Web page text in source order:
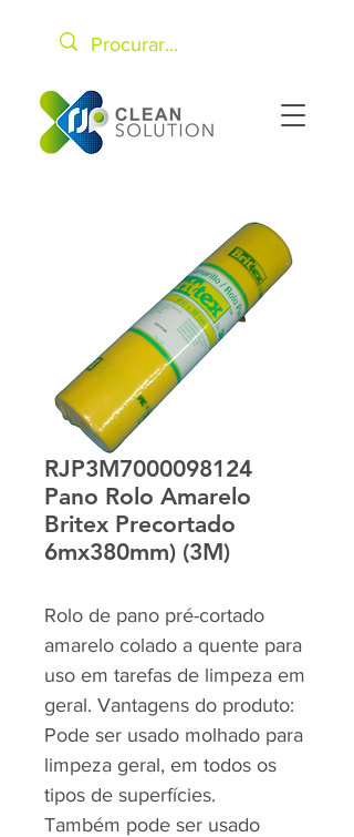
RJP3M7000098124
Pano Rolo Amarelo
Britex Precortado
6mx380mm) (3M)
Rolo de pano pré-cortado
amarelo colado a quente para
uso em tarefas de limpeza em
geral. Vantagens do produto:
Pode ser usado molhado para
limpeza geral, em todos os
tipos de superfícies.
Também pode ser usado